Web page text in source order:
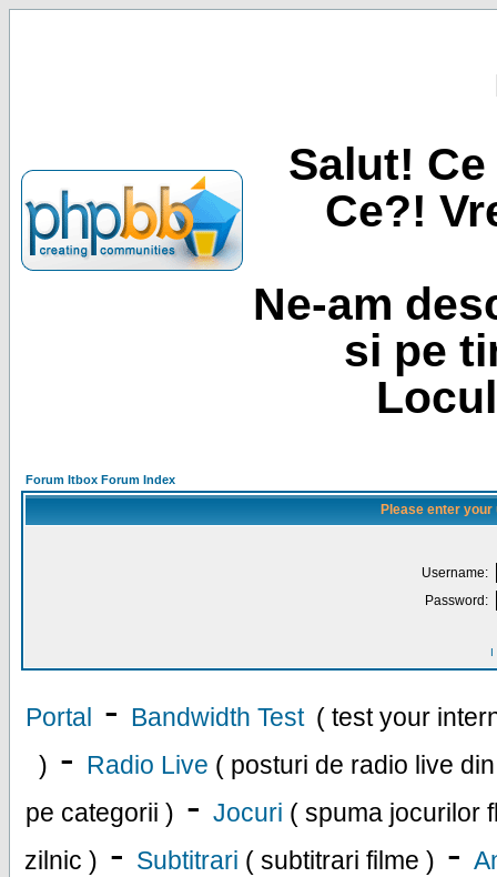
Salut!
Ce?!
Ne-am
si pe
Forum Itbox Forum Index
Please enter
Username:
Password:
I
Portal - Bandwidth Test ( test your
) - Radio Live ( posturi de radio live
pe categorii ) - Jocuri ( spuma jocurilor
zilnic ) - Subtitrari ( subtitrari filme ) -